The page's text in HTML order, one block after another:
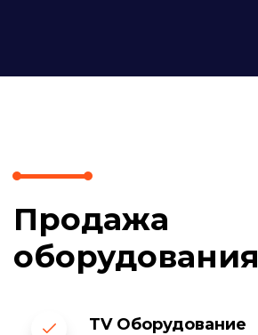
Продажа
оборудования
TV Оборудование